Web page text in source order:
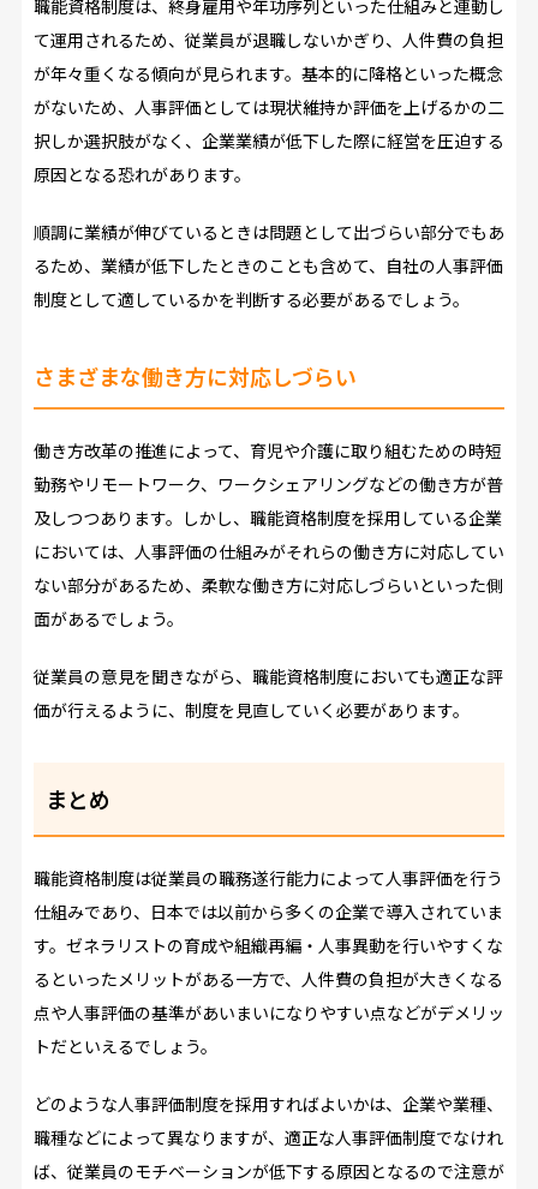
職能資格制度は、終身雇用や年功序列といった仕組みと連動し
て運用されるため、従業員が退職しないかぎり、人件費の負担
が年々重くなる傾向が見られます。基本的に降格といった概念
がないため、人事評価としては現状維持か評価を上げるかの二
択しか選択肢がなく、企業業績が低下した際に経営を圧迫する
原因となる恐れがあります。
順調に業績が伸びているときは問題として出づらい部分でもあ
るため、業績が低下したときのことも含めて、自社の人事評価
制度として適しているかを判断する必要があるでしょう。
さまざまな働き方に対応しづらい
働き方改革の推進によって、育児や介護に取り組むための時短
勤務やリモートワーク、ワークシェアリングなどの働き方が普
及しつつあります。しかし、職能資格制度を採用している企業
においては、人事評価の仕組みがそれらの働き方に対応してい
ない部分があるため、柔軟な働き方に対応しづらいといった側
面があるでしょう。
従業員の意見を聞きながら、職能資格制度においても適正な評
価が行えるように、制度を見直していく必要があります。
まとめ
職能資格制度は従業員の職務遂行能力によって人事評価を行う
仕組みであり、日本では以前から多くの企業で導入されていま
す。ゼネラリストの育成や組織再編・人事異動を行いやすくな
るといったメリットがある一方で、人件費の負担が大きくなる
点や人事評価の基準があいまいになりやすい点などがデメリッ
トだといえるでしょう。
どのような人事評価制度を採用すればよいかは、企業や業種、
職種などによって異なりますが、適正な人事評価制度でなけれ
ば、従業員のモチベーションが低下する原因となるので注意が